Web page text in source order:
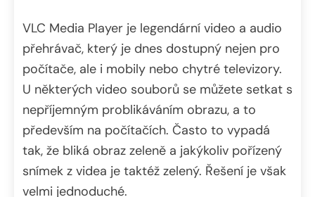
VLC Media Player je legendární video a audio
přehrávač, který je dnes dostupný nejen pro
počítače, ale i mobily nebo chytré televizory.
U některých video souborů se můžete setkat s
nepříjemným problikáváním obrazu, a to
především na počítačích. Často to vypadá
tak, že bliká obraz zeleně a jakýkoliv pořízený
snímek z videa je taktéž zelený. Řešení je však
velmi jednoduché.